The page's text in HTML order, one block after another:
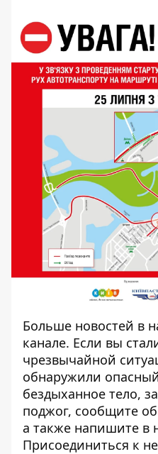
Больше новостей в
канале. Если вы
чрезвычайной
обнаружили
бездыханное тело,
поджог, сообщите
а также напишите в
Присоединиться к